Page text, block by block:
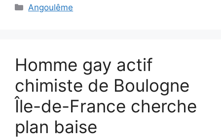
Catégories
Angoulême
Homme gay actif
chimiste de Boulogne
Île-de-France cherche
plan baise